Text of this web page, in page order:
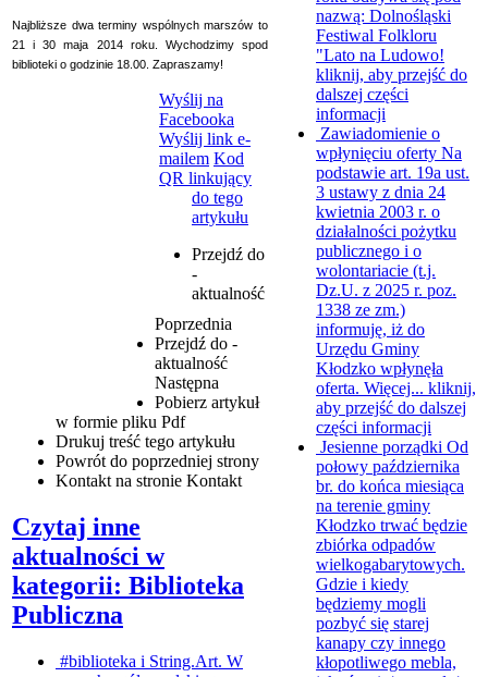
Najbliższe dwa terminy wspólnych marszów to
21 i 30 maja 2014 roku. Wychodzimy spod
biblioteki o godzinie 18.00. Zapraszamy!
Wyślij na
Facebooka
Wyślij link e-
mailem Kod
QR linkujący
do tego
artykułu
Przejdź do
-
aktualność
Poprzednia
Przejdź do -
aktualność
Następna
Pobierz artykuł
w formie pliku Pdf
Drukuj treść tego artykułu
Powrót do poprzedniej strony
Kontakt na stronie Kontakt
Czytaj inne
aktualności w
kategorii: Biblioteka
Publiczna
#biblioteka i String.Art. W
nazwą: Dolnośląski
Festiwal Folkloru
"Lato na Ludowo!
kliknij, aby przejść do
dalszej części
informacji
Zawiadomienie o
wpłynięciu oferty Na
podstawie art. 19a ust.
3 ustawy z dnia 24
kwietnia 2003 r. o
działalności pożytku
publicznego i o
wolontariacie (t.j.
Dz.U. z 2025 r. poz.
1338 ze zm.)
informuję, iż do
Urzędu Gminy
Kłodzko wpłynęła
oferta. Więcej... kliknij,
aby przejść do dalszej
części informacji
Jesienne porządki Od
połowy października
br. do końca miesiąca
na terenie gminy
Kłodzko trwać będzie
zbiórka odpadów
wielkogabarytowych.
Gdzie i kiedy
będziemy mogli
pozbyć się starej
kanapy czy innego
kłopotliwego mebla,